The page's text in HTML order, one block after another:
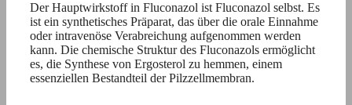
Der Hauptwirkstoff in Fluconazol ist Fluconazol selbst. Es
ist ein synthetisches Präparat, das über die orale Einnahme
oder intravenöse Verabreichung aufgenommen werden
kann. Die chemische Struktur des Fluconazols ermöglicht
es, die Synthese von Ergosterol zu hemmen, einem
essenziellen Bestandteil der Pilzzellmembran.